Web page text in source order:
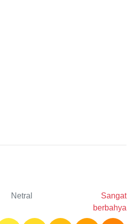
Netral
Sangat
berbahya